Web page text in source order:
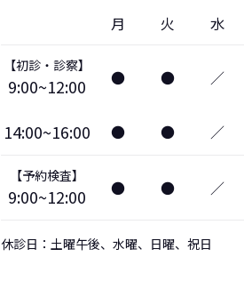
月 火 水
【初診・診察】
9:00~12:00 ● ● ／
14:00~16:00 ● ● ／
【予約検査】
9:00~12:00 ● ● ／
休診日：土曜午後、水曜、日曜、祝日